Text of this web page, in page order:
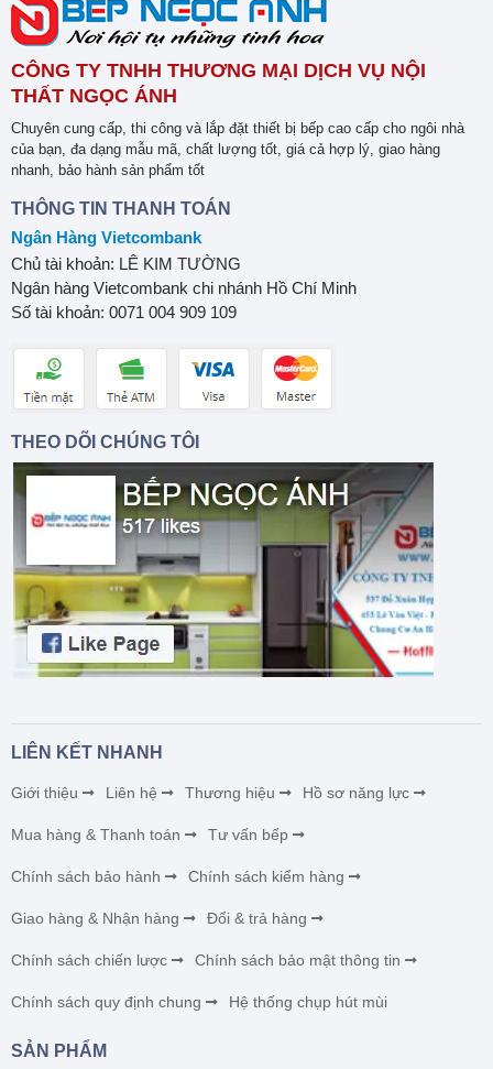
CÔNG TY TNHH THƯƠNG MẠI DỊCH VỤ NỘI
THẤT NGỌC ÁNH
Chuyên cung cấp, thi công và lắp đặt thiết bị bếp cao cấp cho ngôi nhà
của bạn, đa dạng mẫu mã, chất lượng tốt, giá cả hợp lý, giao hàng
nhanh, bảo hành sản phẩm tốt
THÔNG TIN THANH TOÁN
Ngân Hàng Vietcombank
Chủ tài khoản: LÊ KIM TƯỜNG
Ngân hàng Vietcombank chi nhánh Hồ Chí Minh
Số tài khoản: 0071 004 909 109
THEO DÕI CHÚNG TÔI
LIÊN KẾT NHANH
Giới thiệu Liên hệ Thương hiệu Hồ sơ năng lực
Mua hàng & Thanh toán Tư vấn bếp
Chính sách bảo hành Chính sách kiểm hàng
Giao hàng & Nhận hàng Đổi & trả hàng
Chính sách chiến lược Chính sách bảo mật thông tin
Chính sách quy định chung Hệ thống chụp hút mùi
SẢN PHẨM